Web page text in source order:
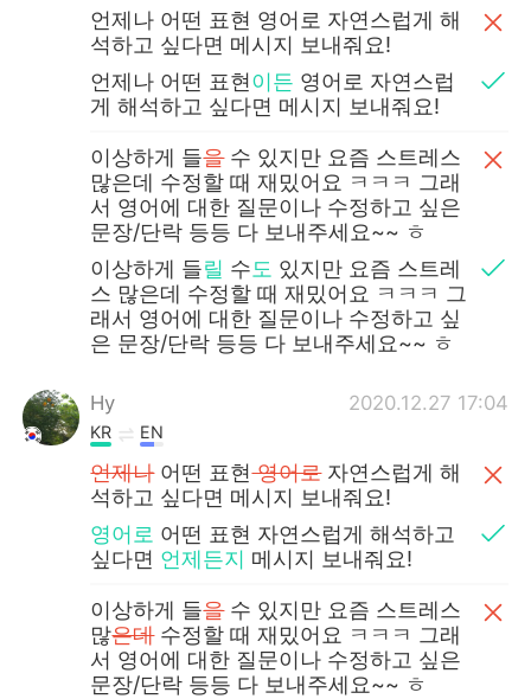
Italiano Türkçe
Português
언제나 어떤 표현 영어로 자연스럽게 해
석하고 싶다면 메시지 보내줘요!
언제나 어떤 표현이든 영어로 자연스럽
게 해석하고 싶다면 메시지 보내줘요!
이상하게 들을수 있지만 요즘 스트레스
많은데 수정할 때 재밌어요 ㅋㅋㅋ 그래
서 영어에 대한 질문이나 수정하고 싶은
문장/단락 등등 다 보내주세요~~ ㅎ
이상하게 들릴 수도 있지만 요즘 스트레
스 많은데 수정할 때 재밌어요 ㅋㅋㅋ 그
래서 영어에 대한 질문이나 수정하고 싶
은 문장/단락 등등 다 보내주세요~~ ㅎ
Hy 2020.12.27 17:04
KR EN
언제나어떤 표현영어로자연스럽게 해
석하고 싶다면 메시지 보내줘요!
영어로 어떤 표현 자연스럽게 해석하고
싶다면 언제든지 메시지 보내줘요!
이상하게 들을수 있지만 요즘 스트레스
많은데수정할 때 재밌어요 ㅋㅋㅋ 그래
서 영어에 대한 질문이나 수정하고 싶은
문장/단락 등등 다 보내주세요~~ ㅎ